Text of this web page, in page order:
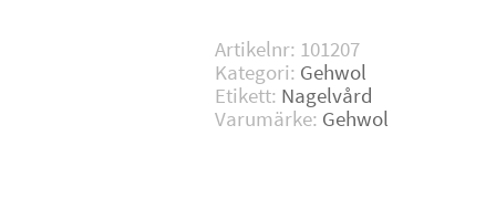
Artikelnr: 101207
Kategori: Gehwol
Etikett: Nagelvård
Varumärke: Gehwol